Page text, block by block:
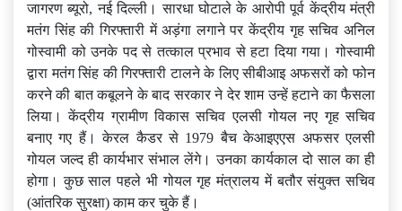
जागरण ब्यूरो, नई दिल्ली। सारधा घोटाले के आरोपी पूर्व केंद्रीय मंत्री
मतंग सिंह की गिरफ्तारी में अड़ंगा लगाने पर केंद्रीय गृह सचिव अनिल
गोस्वामी को उनके पद से तत्काल प्रभाव से हटा दिया गया। गोस्वामी
द्वारा मतंग सिंह की गिरफ्तारी टालने के लिए सीबीआइ अफसरों को फोन
करने की बात कबूलने के बाद सरकार ने देर शाम उन्हें हटाने का फैसला
लिया। केंद्रीय ग्रामीण विकास सचिव एलसी गोयल नए गृह सचिव
बनाए गए हैं। केरल कैडर से 1979 बैच केआइएएस अफसर एलसी
गोयल जल्द ही कार्यभार संभाल लेंगे। उनका कार्यकाल दो साल का ही
होगा। कुछ साल पहले भी गोयल गृह मंत्रालय में बतौर संयुक्त सचिव
(आंतरिक सुरक्षा) काम कर चुके हैं।